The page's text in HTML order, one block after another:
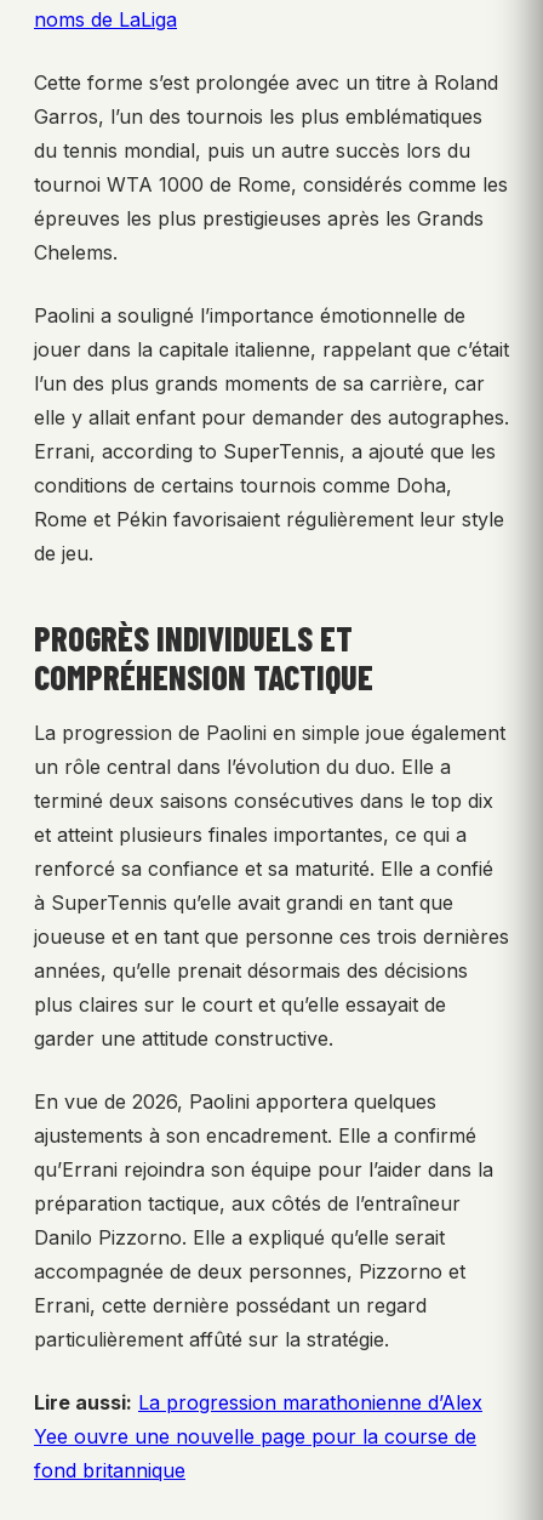
noms de LaLiga
Cette forme s’est prolongée avec un titre à Roland
Garros, l’un des tournois les plus emblématiques
du tennis mondial, puis un autre succès lors du
tournoi WTA 1000 de Rome, considérés comme les
épreuves les plus prestigieuses après les Grands
Chelems.
Paolini a souligné l’importance émotionnelle de
jouer dans la capitale italienne, rappelant que c’était
l’un des plus grands moments de sa carrière, car
elle y allait enfant pour demander des autographes.
Errani, according to SuperTennis, a ajouté que les
conditions de certains tournois comme Doha,
Rome et Pékin favorisaient régulièrement leur style
de jeu.
PROGRÈS INDIVIDUELS ET
COMPRÉHENSION TACTIQUE
La progression de Paolini en simple joue également
un rôle central dans l’évolution du duo. Elle a
terminé deux saisons consécutives dans le top dix
et atteint plusieurs finales importantes, ce qui a
renforcé sa confiance et sa maturité. Elle a confié
à SuperTennis qu’elle avait grandi en tant que
joueuse et en tant que personne ces trois dernières
années, qu’elle prenait désormais des décisions
plus claires sur le court et qu’elle essayait de
garder une attitude constructive.
En vue de 2026, Paolini apportera quelques
ajustements à son encadrement. Elle a confirmé
qu’Errani rejoindra son équipe pour l’aider dans la
préparation tactique, aux côtés de l’entraîneur
Danilo Pizzorno. Elle a expliqué qu’elle serait
accompagnée de deux personnes, Pizzorno et
Errani, cette dernière possédant un regard
particulièrement affûté sur la stratégie.
Lire aussi: La progression marathonienne d’Alex
Yee ouvre une nouvelle page pour la course de
fond britannique